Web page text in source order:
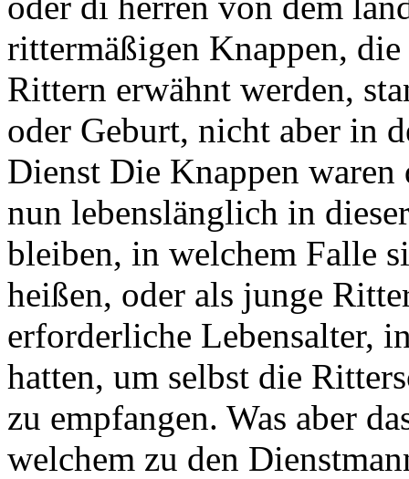
rittermäßigen Knappen,
Rittern erwähnt werden,
oder Geburt, nicht aber in
Dienst Die Knappen
nun lebenslänglich in
bleiben, in welchem Falle
heißen, oder als junge
erforderliche Lebensalter,
hatten, um selbst die
zu empfangen. Was aber
welchem zu den